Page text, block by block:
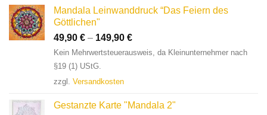
Mandala Leinwanddruck “Das Feiern des
Göttlichen"
49,90 € – 149,90 €
Kein Mehrwertsteuerausweis, da Kleinunternehmer nach
§19 (1) UStG.
zzgl. Versandkosten
Gestanzte Karte "Mandala 2"